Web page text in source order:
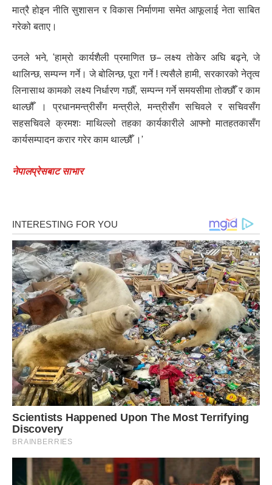
मात्रै होइन नीति सुशासन र विकास निर्माणमा समेत आफूलाई नेता साबित
गरेको बताए।
उनले भने, ‘हाम्रो कार्यशैली प्रमाणित छ– लक्ष्य तोकेर अघि बढ्ने, जे
थालिन्छ, सम्पन्न गर्ने। जे बोलिन्छ, पूरा गर्ने ! त्यसैले हामी, सरकारको नेतृत्व
लिनासाथ कामको लक्ष्य निर्धारण गर्छौँ, सम्पन्न गर्ने समयसीमा तोक्छौँ र काम
थाल्छौँ । प्रधानमन्त्रीसँग मन्त्रीले, मन्त्रीसँग सचिवले र सचिवसँग
सहसचिवले क्रमशः माथिल्लो तहका कार्यकारीले आफ्नो मातहतकासँग
कार्यसम्पादन करार गरेर काम थाल्छौँ ।’
नेपालप्रेसबाट साभार